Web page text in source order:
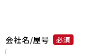
会社名/屋号 必須